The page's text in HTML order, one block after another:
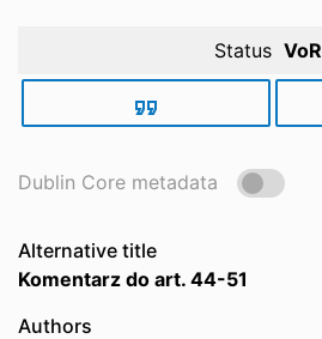
Status VoR
Dublin Core metadata
Alternative title
Komentarz do art. 44-51
Authors